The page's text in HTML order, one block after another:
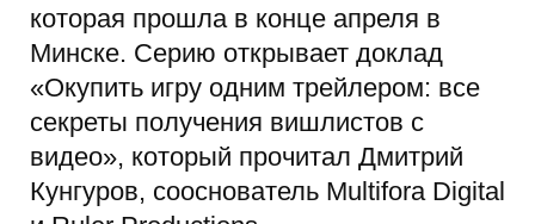
которая прошла в конце апреля в
Минске. Серию открывает доклад
«Окупить игру одним трейлером: все
секреты получения вишлистов с
видео», который прочитал Дмитрий
Кунгуров, сооснователь Multifora Digital